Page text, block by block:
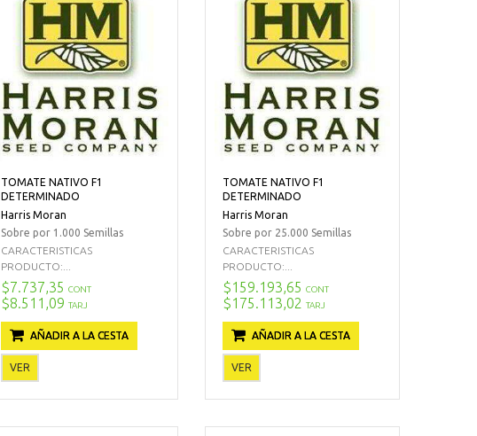
TOMATE NATIVO F1
DETERMINADO
Harris Moran
Sobre por 1.000 Semillas
CARACTERISTICAS
PRODUCTO:...
$7.737,35 CONT
$8.511,09 TARJ
AÑADIR A LA CESTA
VER
TOMATE NATIVO F1
DETERMINADO
Harris Moran
Sobre por 25.000 Semillas
CARACTERISTICAS
PRODUCTO:...
$159.193,65 CONT
$175.113,02 TARJ
AÑADIR A LA CESTA
VER